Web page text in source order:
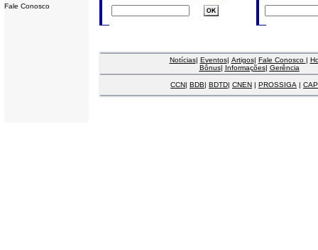
Fale Conosco
Notícias| Eventos| Artigos| Fale Conosco |
Bônus| Informações| Gerência
CCN| BDB| BDTD| CNEN | PROSSIGA |